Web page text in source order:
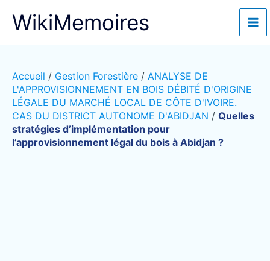
WikiMemoires
Accueil / Gestion Forestière / ANALYSE DE
L'APPROVISIONNEMENT EN BOIS DÉBITÉ D'ORIGINE
LÉGALE DU MARCHÉ LOCAL DE CÔTE D'IVOIRE.
CAS DU DISTRICT AUTONOME D'ABIDJAN / Quelles
stratégies d’implémentation pour
l’approvisionnement légal du bois à Abidjan ?